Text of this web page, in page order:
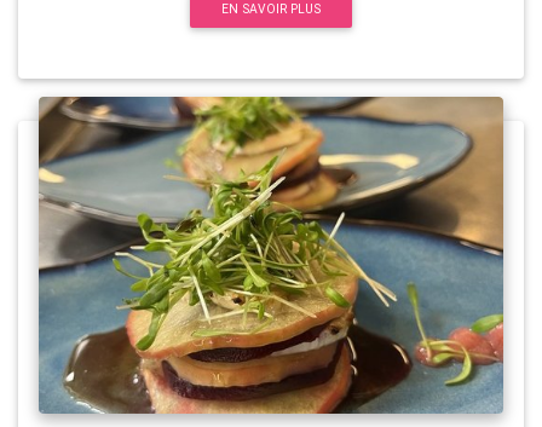
EN SAVOIR PLUS